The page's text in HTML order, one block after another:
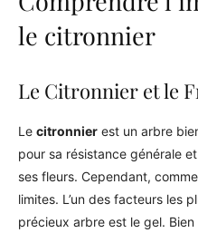
le citronnier
Le Citronnier et le
Le citronnier est un arbre
pour sa résistance générale
ses fleurs. Cependant,
limites. L’un des facteurs les
précieux arbre est le gel.